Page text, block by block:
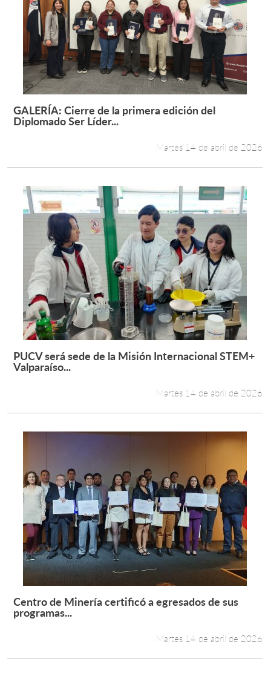
Leer más +
GALERÍA: Cierre de la primera edición del
Diplomado Ser Líder...
Martes 14 de abril de 2026
Leer más +
PUCV será sede de la Misión Internacional STEM+
Valparaíso...
Martes 14 de abril de 2026
Leer más +
Centro de Minería certificó a egresados de sus
programas...
Martes 14 de abril de 2026